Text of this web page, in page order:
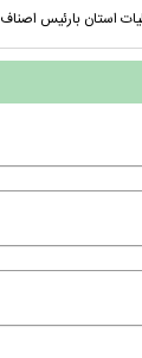
استان بارئیس اصناف